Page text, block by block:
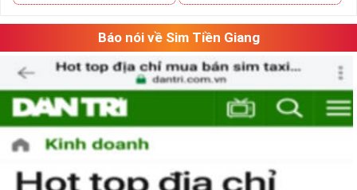
Báo nói về Sim Tiền Giang